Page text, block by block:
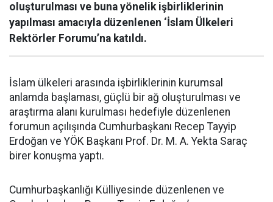
oluşturulması ve buna yönelik işbirliklerinin
yapılması amacıyla düzenlenen ‘İslam Ülkeleri
Rektörler Forumu’na katıldı.
İslam ülkeleri arasında işbirliklerinin kurumsal
anlamda başlaması, güçlü bir ağ oluşturulması ve
araştırma alanı kurulması hedefiyle düzenlenen
forumun açılışında Cumhurbaşkanı Recep Tayyip
Erdoğan ve YÖK Başkanı Prof. Dr. M. A. Yekta Saraç
birer konuşma yaptı.
Cumhurbaşkanlığı Külliyesinde düzenlenen ve